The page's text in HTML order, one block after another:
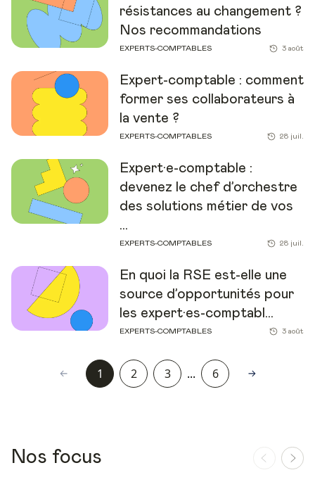
résistances au changement ?
Nos recommandations
EXPERTS-COMPTABLES 3 août
Expert-comptable : comment
former ses collaborateurs à
la vente ?
EXPERTS-COMPTABLES 28 juil.
Expert·e-comptable :
devenez le chef d’orchestre
des solutions métier de vos
...
EXPERTS-COMPTABLES 28 juil.
En quoi la RSE est-elle une
source d’opportunités pour
les expert·es-comptabl...
EXPERTS-COMPTABLES 3 août
1 2 3 ... 6
Nos focus